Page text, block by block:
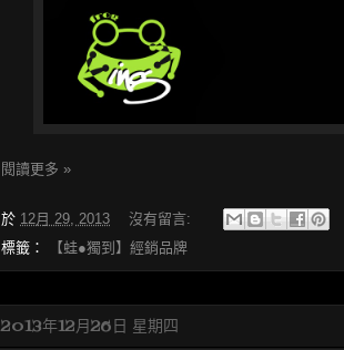
閱讀更多 »
於 12月 29, 2013
沒有留言:
標籤：
【蛙●獨到】經銷品牌
2013年12月26日 星期四